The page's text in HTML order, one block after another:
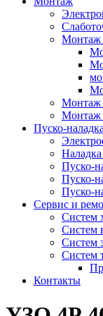
Монтаж
Монтаж
Монтаж
Пуско-наладка
Наладка
Пуско-
Пуско-
Пуско-
Сервис и
Систем
Систем
Систем
Систем
Контакты